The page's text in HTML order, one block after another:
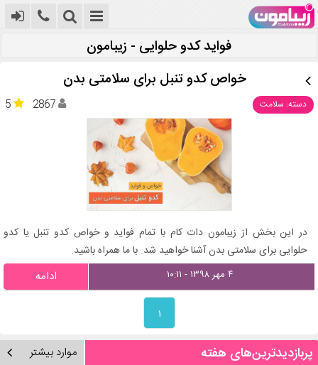
فواید کدو حلوایی - زیبامون
خواص کدو تنبل برای سلامتی بدن
دسته: سلامت 5 2867
در این بخش از زیبامون دات کام با تمام فواید و خواص کدو تنبل یا کدو
حلوایی برای سلامتی بدن آشنا خواهید شد. با ما همراه باشید.
۴ مهر ۱۳۹۸ - ۱۰:۱۱ ادامه
۱
پربازدیدترین‌های هفته موارد بیشتر